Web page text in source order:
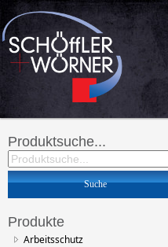
Produktsuche...
Produkte
Arbeitsschutz